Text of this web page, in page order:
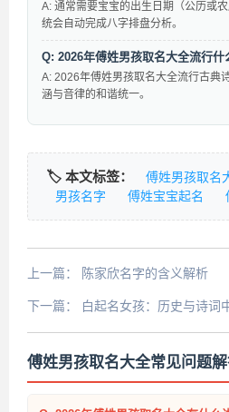
A: 通常需要宝宝的出生日期（公历或
统会自动完成八字排盘分析。
Q: 2026年傅姓男孩取名大全流行什
A: 2026年傅姓男孩取名大全流行古典
涵与音律的和谐统一。
🏷️ 本文标签： 傅姓男孩取名
男孩名字
傅姓宝宝起名
上一篇： 陈家欣名字的含义解析
下一篇： 白起名女孩：历史与诗词
傅姓男孩取名大全常见问题